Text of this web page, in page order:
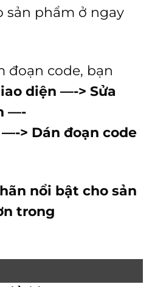
sản phẩm ở ngay
code, bạn
diện —-> Sửa
—-
> Dán đoạn code
nổi bật cho sản
trong